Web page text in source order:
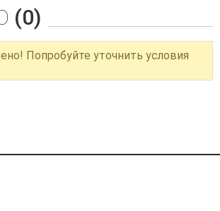
(0)
Попробуйте уточнить условия